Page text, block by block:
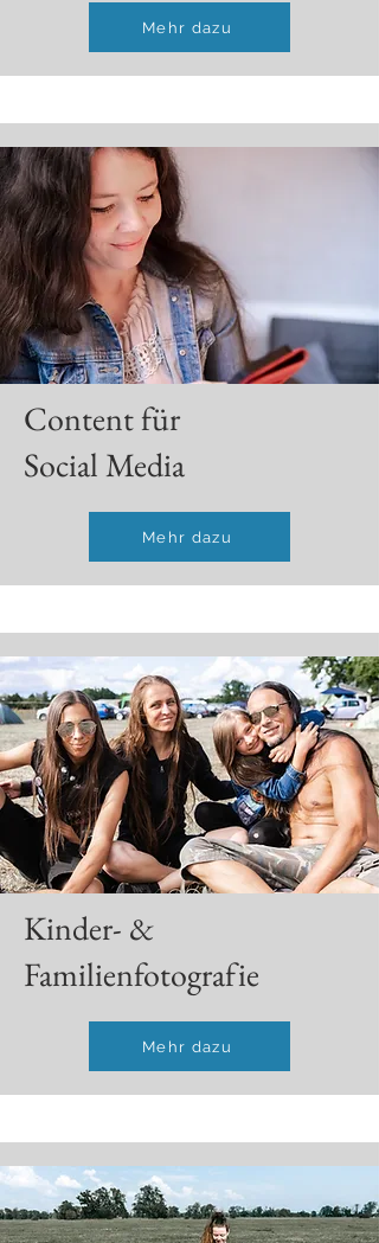
Mehr dazu
Content für
Social Media
Mehr dazu
Kinder- &
Familienfotografie
Mehr dazu